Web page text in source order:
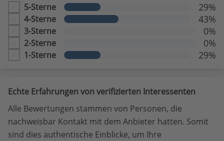
5-Sterne 29%
4-Sterne 43%
3-Sterne 0%
2-Sterne 0%
1-Sterne 29%
Echte Erfahrungen von verifizierten Interessenten
Alle Bewertungen stammen von Personen, die
nachweisbar Kontakt mit dem Anbieter hatten. Somit
sind dies authentische Einblicke, um Ihre